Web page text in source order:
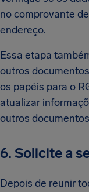
no comprovante
endereço.
Essa etapa
outros
os papéis para o
atualizar
outros
6. Solicite a
Depois de reunir